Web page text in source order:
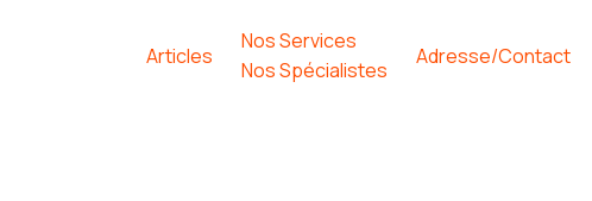
Articles
Nos Services
Nos Spécialistes
Adresse/Contact